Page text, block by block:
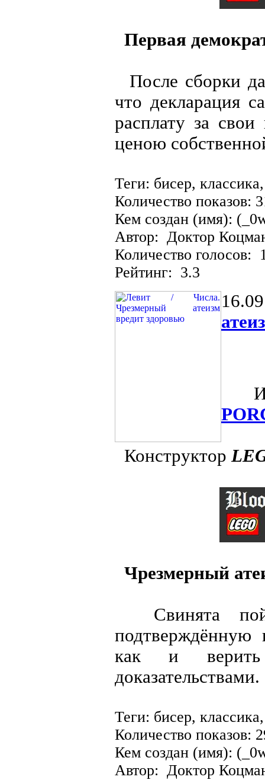
Первая
После сборки
что декларация
расплату за
ценою
Теги: бисер,
Количество показов:
Кем создан (имя):
Автор: Доктор
Количество голосов:
Рейтинг: 3.3
Из
Конструктор
Чрезмерный
Свинята
подтверждённую
как и
доказательствами.
Теги: бисер,
Количество показов:
Кем создан (имя):
Автор: Доктор